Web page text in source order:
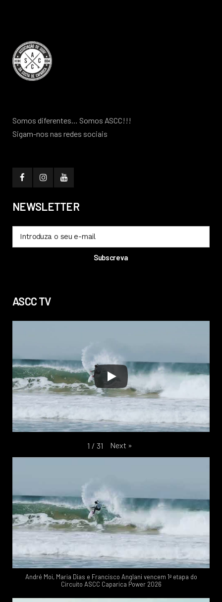
Somos diferentes… Somos ASCC!!!
Sigam-nos nas redes sociais
NEWSLETTER
ASCC TV
1 / 31 Next »
André Moi, Maria Dias e Francisco Anglani vencem 1ª etapa do
Circuito ASCC Caparica Power 2026